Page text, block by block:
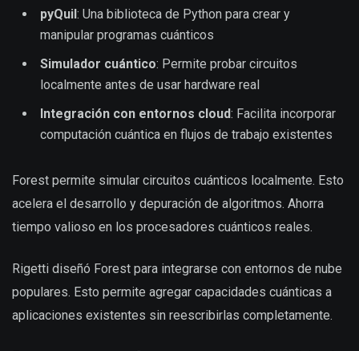
pyQuil : Una biblioteca de Python para crear y
manipular programas cuánticos
Simulador cuántico: Permite probar circuitos
localmente antes de usar hardware real
Integración con entornos cloud: Facilita incorporar
computación cuántica en flujos de trabajo existentes
Forest permite simular circuitos cuánticos localmente. Esto
acelera el desarrollo y depuración de algoritmos. Ahorra
tiempo valioso en los procesadores cuánticos reales.
Rigetti diseñó Forest para integrarse con entornos de nube
populares. Esto permite agregar capacidades cuánticas a
aplicaciones existentes sin reescribirlas completamente.